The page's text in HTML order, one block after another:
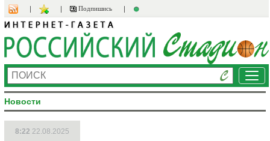
Подпишись
Новости
8:22 22.08.2025